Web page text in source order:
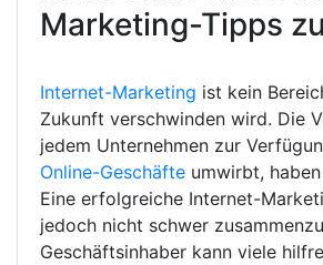
Marketing-Tipps
Internet-Marketing ist kein
Zukunft verschwinden wird. Die
jedem Unternehmen zur
Online-Geschäfte umwirbt,
Eine erfolgreiche Internet-
jedoch nicht schwer
Geschäftsinhaber kann viele